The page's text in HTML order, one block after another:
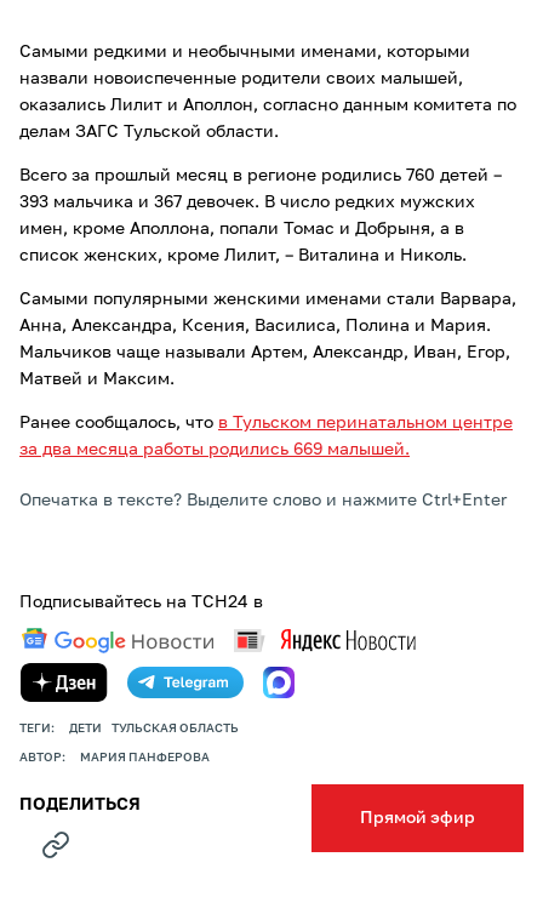
Прямой эфир
Самыми редкими и необычными именами, которыми
назвали новоиспеченные родители своих малышей,
оказались Лилит и Аполлон, согласно данным комитета по
делам ЗАГС Тульской области.
Всего за прошлый месяц в регионе родились 760 детей –
393 мальчика и 367 девочек. В число редких мужских
имен, кроме Аполлона, попали Томас и Добрыня, а в
список женских, кроме Лилит, – Виталина и Николь.
Самыми популярными женскими именами стали Варвара,
Анна, Александра, Ксения, Василиса, Полина и Мария.
Мальчиков чаще называли Артем, Александр, Иван, Егор,
Матвей и Максим.
Ранее сообщалось, что в Тульском перинатальном центре
за два месяца работы родились 669 малышей.
Опечатка в тексте? Выделите слово и нажмите Ctrl+Enter
Подписывайтесь на ТСН24 в
ТЕГИ: ДЕТИ ТУЛЬСКАЯ ОБЛАСТЬ
АВТОР: МАРИЯ ПАНФЕРОВА
ПОДЕЛИТЬСЯ